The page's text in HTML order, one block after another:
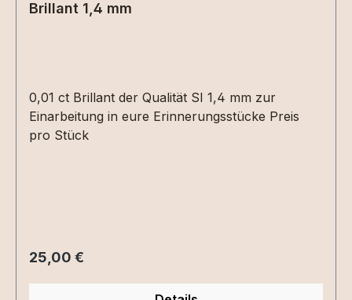
Brillant 1,4 mm
0,01 ct Brillant der Qualität SI 1,4 mm zur
Einarbeitung in eure Erinnerungsstücke Preis
pro Stück
Regulärer Preis:
25,00 €